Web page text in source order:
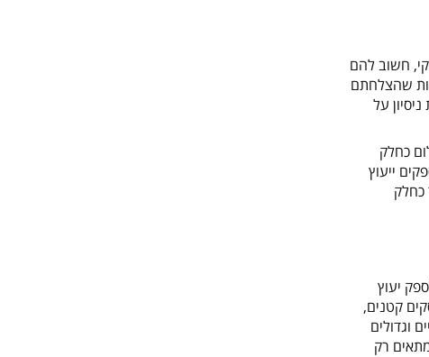
חשוב להם
שהצלחתם
על
כחלק
ייעוץ
כחלק
יעוץ
קטנים,
וגדולים
מתאים רק